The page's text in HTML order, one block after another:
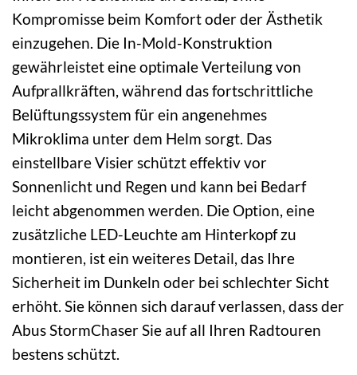
Kompromisse beim Komfort oder der Ästhetik
einzugehen. Die In-Mold-Konstruktion
gewährleistet eine optimale Verteilung von
Aufprallkräften, während das fortschrittliche
Belüftungssystem für ein angenehmes
Mikroklima unter dem Helm sorgt. Das
einstellbare Visier schützt effektiv vor
Sonnenlicht und Regen und kann bei Bedarf
leicht abgenommen werden. Die Option, eine
zusätzliche LED-Leuchte am Hinterkopf zu
montieren, ist ein weiteres Detail, das Ihre
Sicherheit im Dunkeln oder bei schlechter Sicht
erhöht. Sie können sich darauf verlassen, dass der
Abus StormChaser Sie auf all Ihren Radtouren
bestens schützt.